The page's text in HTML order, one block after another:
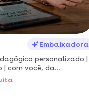
Embaixadora
personalizado |
| com você, da